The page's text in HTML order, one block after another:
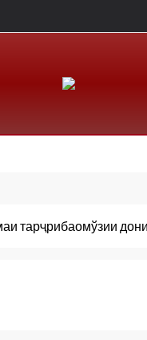
–
тарҷрибаомўзии